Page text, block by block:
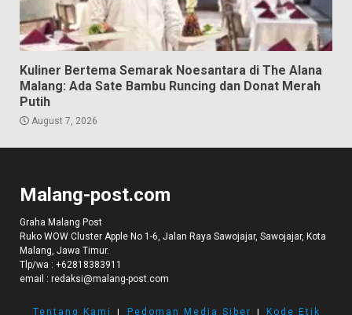
Kuliner Bertema Semarak Noesantara di The Alana
Malang: Ada Sate Bambu Runcing dan Donat Merah
Putih
August 7, 2026
Malang-post.com
Graha Malang Post
Ruko WOW Cluster Apple No 1-6, Jalan Raya Sawojajar, Sawojajar, Kota
Malang, Jawa Timur.
Tlp/wa : +62818383911
email : redaksi@malang-post.com
Tentang Kami I Pedoman Media Siber I Kode Etik